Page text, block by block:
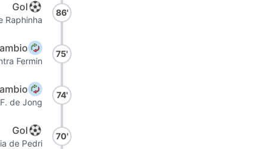
Gol
Raphinha
86'
Fermin
75'
de Jong
74'
Gol
de Pedri
70'